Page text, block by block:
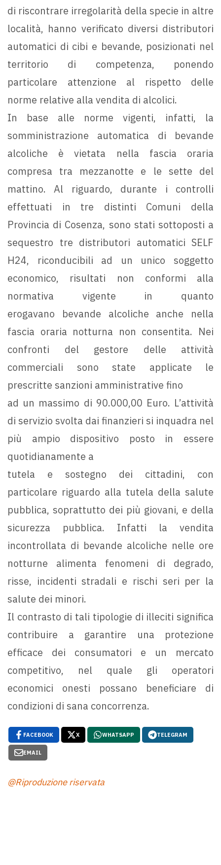
di riscontrare irregolarità della specie in altre
località, hanno verificato diversi distributori
automatici di cibi e bevande, posizionati nel
territorio di competenza, ponendo
particolare attenzione al rispetto delle
norme relative alla vendita di alcolici.
In base alle norme vigenti, infatti, la
somministrazione automatica di bevande
alcoliche è vietata nella fascia oraria
compresa tra mezzanotte e le sette del
mattino. Al riguardo, durante i controlli
effettuati in tre distinti Comuni della
Provincia di Cosenza, sono stati sottoposti a
sequestro tre distributori automatici SELF
H24, riconducibili ad un unico soggetto
economico, risultati non conformi alla
normativa vigente in quanto
erogavano bevande alcoliche anche nella
fascia oraria notturna non consentita. Nei
confronti del gestore delle attività
commerciali sono state applicate le
prescritte sanzioni amministrative fino
ad un massimo di 90.000,00 Euro. L’attività
di servizio svolta dai finanzieri si inquadra nel
più ampio dispositivo posto in essere
quotidianamente a
tutela e sostegno dei cittadini, con
particolare riguardo alla tutela della salute
pubblica, soprattutto dei più giovani, e della
sicurezza pubblica. Infatti la vendita
incontrollata di bevande alcoliche nelle ore
notturne alimenta fenomeni di degrado,
risse, incidenti stradali e rischi seri per la
salute dei minori.
Il contrasto di tali tipologie di illeciti significa
contribuire a garantire una protezione
efficace dei consumatori e un mercato
competitivo, nel quale gli operatori
economici onesti possano beneficiare di
condizioni di sana concorrenza.
FACEBOOK X WHATSAPP TELEGRAM
EMAIL
@Riproduzione riservata